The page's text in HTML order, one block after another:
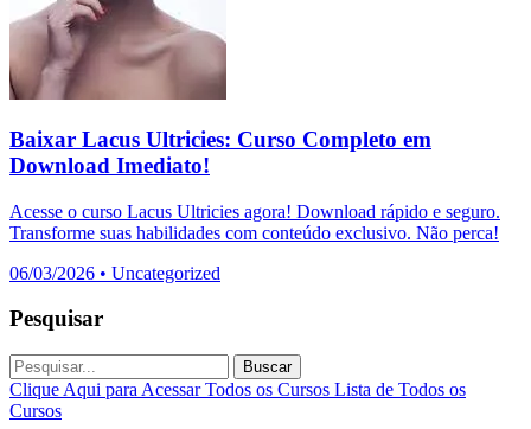
Baixar Lacus Ultricies: Curso Completo em
Download Imediato!
Acesse o curso Lacus Ultricies agora! Download rápido e seguro.
Transforme suas habilidades com conteúdo exclusivo. Não perca!
06/03/2026 • Uncategorized
Pesquisar
Buscar
Clique Aqui para Acessar Todos os Cursos Lista de Todos os
Cursos